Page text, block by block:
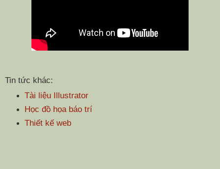
Tin tức khác:
Tài liệu Illustrator
Học đồ họa báo trí
Thiết kế web